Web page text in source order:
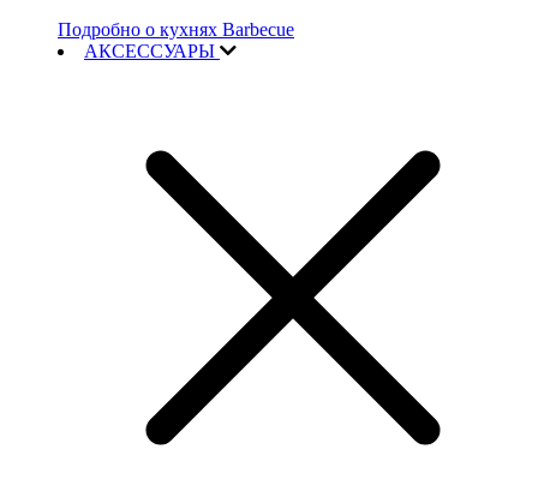
Подробно о кухнях Barbecue
АКСЕССУАРЫ